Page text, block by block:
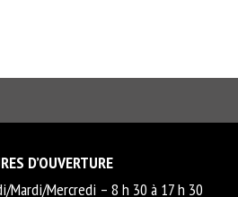
D’OUVERTURE
Mardi/Mercredi – 8 h 30 à 17 h 30